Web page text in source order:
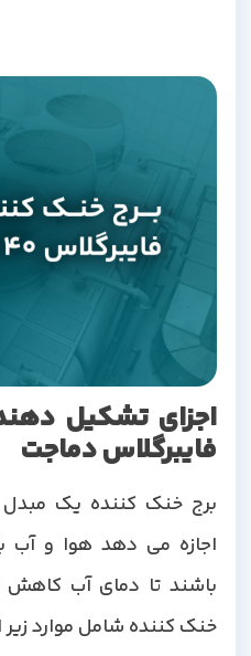
اجزای تشکیل
فایبرگلاس دماجت
برج خنک کننده یک مبدل
اجازه می دهد هوا و آب
باشند تا دمای آب کاهش
خنک کننده شامل موارد زیر